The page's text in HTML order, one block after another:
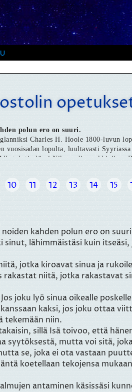
polun ero on suuri.
Charles H. Hoole 1800-luvun
vuosisadan lopulta, luultavasti
löysi Nikomedian arkkipiispa
Ajanlaskumme ensimmäisinä
ja monien ’oppineiden’
J.A.Cederberg: ’Herran oppi
10 11 12 13 14 15
kahden polun ero on
sinut, lähimmäistäsi kuin
jotka kiroavat sinua ja
niitä, jotka rakastavat
joku lyö sinua oikealle
kaksi, jos joku ottaa
tekemään niin.
sillä Isä toivoo, että
syytöksestä, mutta voi sitä,
se, joka ei ota vastaan
koetellaan tekojensa
antaminen käsissäsi